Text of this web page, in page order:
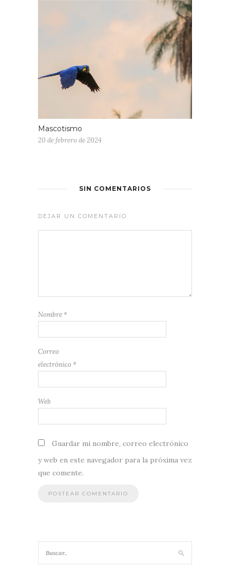
Mascotismo
20 de febrero de 2024
SIN COMENTARIOS
DEJAR UN COMENTARIO
Nombre *
Correo
electrónico *
Web
Guardar mi nombre, correo electrónico
y web en este navegador para la próxima vez
que comente.